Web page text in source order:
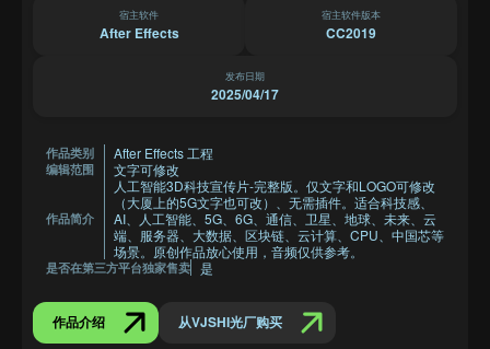
宿主软件
After Effects
宿主软件版本
CC2019
发布日期
2025/04/17
作品类别 After Effects 工程
编辑范围 文字可修改
作品简介
人工智能3D科技宣传片-完整版。仅文字和LOGO可修改
（大厦上的5G文字也可改）、无需插件。适合科技感、
AI、人工智能、5G、6G、通信、卫星、地球、未来、云
端、服务器、大数据、区块链、云计算、CPU、中国芯等
场景。原创作品放心使用，音频仅供参考。
是否在第三方平台独家售卖 是
作品介绍 从VJSHI光厂购买